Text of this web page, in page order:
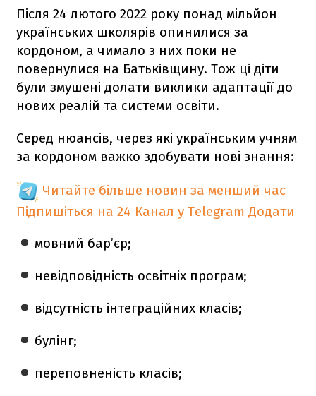
Після 24 лютого 2022 року понад мільйон
українських школярів опинилися за
кордоном, а чимало з них поки не
повернулися на Батьківщину. Тож ці діти
були змушені долати виклики адаптації до
нових реалій та системи освіти.
Серед нюансів, через які українським учням
за кордоном важко здобувати нові знання:
Читайте більше новин за менший час
Підпишіться на 24 Канал у Telegram Додати
мовний бар’єр;
невідповідність освітніх програм;
відсутність інтеграційних класів;
булінг;
переповненість класів;